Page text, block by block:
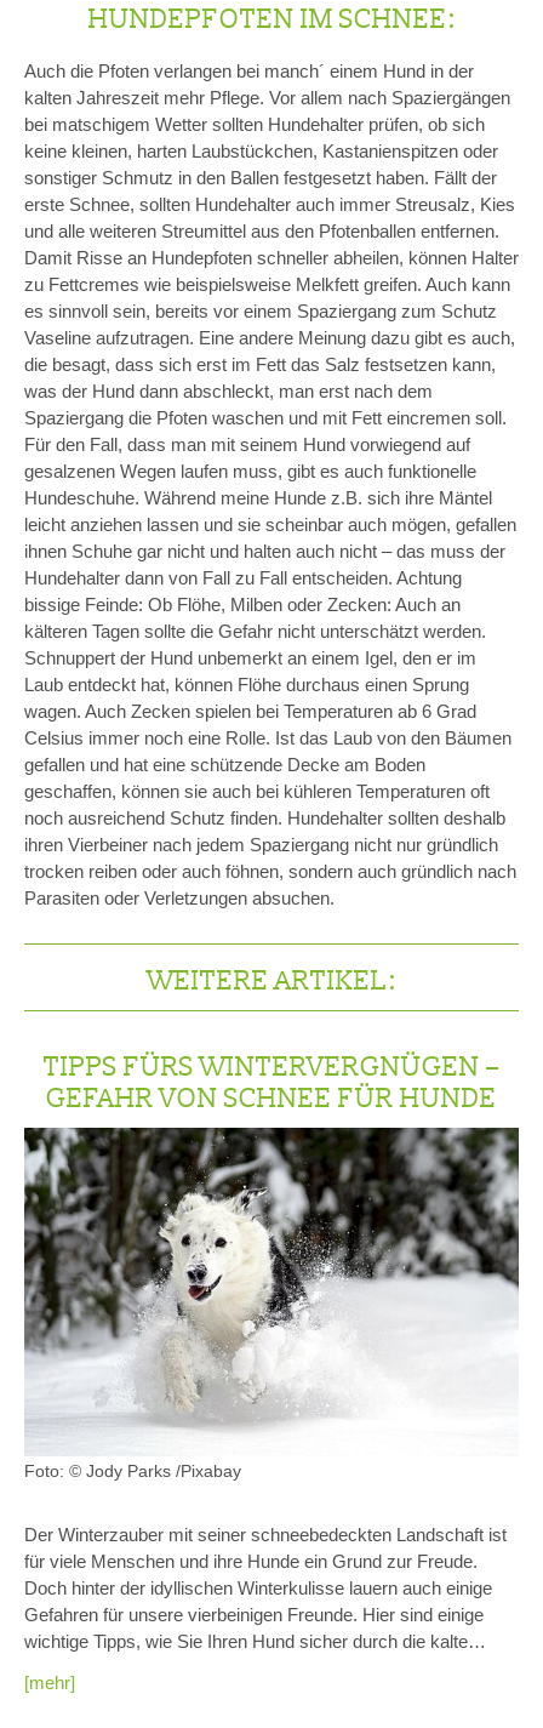
HUNDEPFOTEN IM SCHNEE:
Auch die Pfoten verlangen bei manch´ einem Hund in der
kalten Jahreszeit mehr Pflege. Vor allem nach Spaziergängen
bei matschigem Wetter sollten Hundehalter prüfen, ob sich
keine kleinen, harten Laubstückchen, Kastanienspitzen oder
sonstiger Schmutz in den Ballen festgesetzt haben. Fällt der
erste Schnee, sollten Hundehalter auch immer Streusalz, Kies
und alle weiteren Streumittel aus den Pfotenballen entfernen.
Damit Risse an Hundepfoten schneller abheilen, können Halter
zu Fettcremes wie beispielsweise Melkfett greifen. Auch kann
es sinnvoll sein, bereits vor einem Spaziergang zum Schutz
Vaseline aufzutragen. Eine andere Meinung dazu gibt es auch,
die besagt, dass sich erst im Fett das Salz festsetzen kann,
was der Hund dann abschleckt, man erst nach dem
Spaziergang die Pfoten waschen und mit Fett eincremen soll.
Für den Fall, dass man mit seinem Hund vorwiegend auf
gesalzenen Wegen laufen muss, gibt es auch funktionelle
Hundeschuhe. Während meine Hunde z.B. sich ihre Mäntel
leicht anziehen lassen und sie scheinbar auch mögen, gefallen
ihnen Schuhe gar nicht und halten auch nicht – das muss der
Hundehalter dann von Fall zu Fall entscheiden. Achtung
bissige Feinde: Ob Flöhe, Milben oder Zecken: Auch an
kälteren Tagen sollte die Gefahr nicht unterschätzt werden.
Schnuppert der Hund unbemerkt an einem Igel, den er im
Laub entdeckt hat, können Flöhe durchaus einen Sprung
wagen. Auch Zecken spielen bei Temperaturen ab 6 Grad
Celsius immer noch eine Rolle. Ist das Laub von den Bäumen
gefallen und hat eine schützende Decke am Boden
geschaffen, können sie auch bei kühleren Temperaturen oft
noch ausreichend Schutz finden. Hundehalter sollten deshalb
ihren Vierbeiner nach jedem Spaziergang nicht nur gründlich
trocken reiben oder auch föhnen, sondern auch gründlich nach
Parasiten oder Verletzungen absuchen.
WEITERE ARTIKEL:
TIPPS FÜRS WINTERVERGNÜGEN –
GEFAHR VON SCHNEE FÜR HUNDE
Foto: © Jody Parks /Pixabay
Der Winterzauber mit seiner schneebedeckten Landschaft ist
für viele Menschen und ihre Hunde ein Grund zur Freude.
Doch hinter der idyllischen Winterkulisse lauern auch einige
Gefahren für unsere vierbeinigen Freunde. Hier sind einige
wichtige Tipps, wie Sie Ihren Hund sicher durch die kalte…
[mehr]